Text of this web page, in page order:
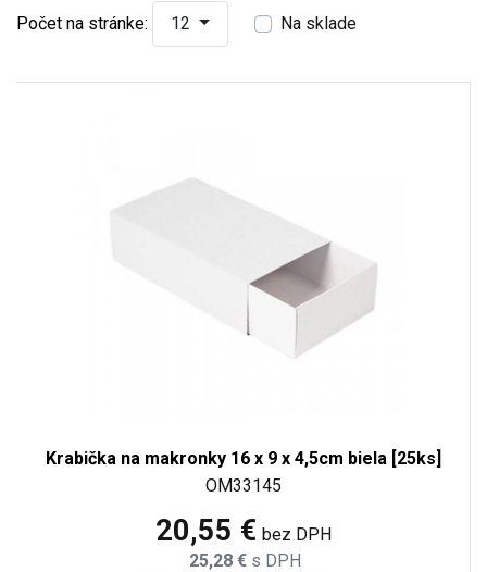
Počet na stránke: 12 Na sklade
Krabička na makronky 16 x 9 x 4,5cm biela [25ks]
OM33145
20,55 € bez DPH
25,28 € s DPH